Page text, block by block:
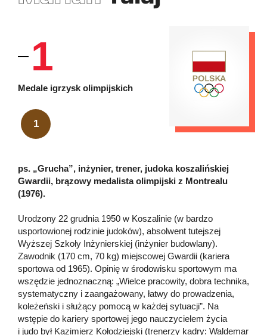
1
Medale igrzysk olimpijskich
1
ps. „Grucha”, inżynier, trener, judoka koszalińskiej
Gwardii, brązowy medalista olimpijski z Montrealu
(1976).
Urodzony 22 grudnia 1950 w Koszalinie (w bardzo
usportowionej rodzinie judoków), absolwent tutejszej
Wyższej Szkoły Inżynierskiej (inżynier budowlany).
Zawodnik (170 cm, 70 kg) miejscowej Gwardii (kariera
sportowa od 1965). Opinię w środowisku sportowym ma
wszędzie jednoznaczną: „Wielce pracowity, dobra technika,
systematyczny i zaangażowany, łatwy do prowadzenia,
koleżeński i służący pomocą w każdej sytuacji”. Na
wstępie do kariery sportowej jego nauczycielem życia
i judo był Kazimierz Kołodziejski (trenerzy kadry: Waldemar